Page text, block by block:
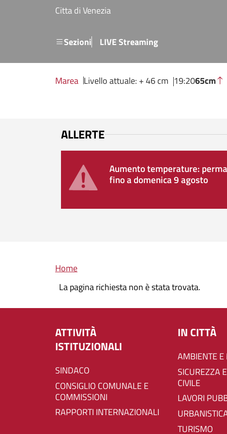
Salta al contenuto principale
Citta di Venezia
SezioniMenu secondario
LIVE Streaming
Marea Livello attuale: + 46 cm 19:2065cm
ALLERTE
Aumento temperature:
fino a domenica 9 agosto
Briciole di pane
Home
La pagina richiesta non è stata trovata.
ATTIVITÀ
ISTITUZIONALI
SINDACO
CONSIGLIO COMUNALE E
COMMISSIONI
RAPPORTI INTERNAZIONALI
IN CITTÀ
AMBIENTE
SICUREZZA E PROTEZIONE
CIVILE
LAVORI
TURISMO